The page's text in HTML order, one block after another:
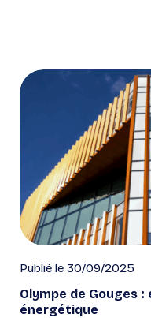
Publié le 30/09/2025
Olympe de Gouges
énergétique